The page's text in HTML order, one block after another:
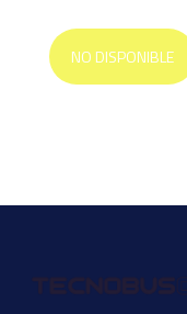
NO DISPONIBLE